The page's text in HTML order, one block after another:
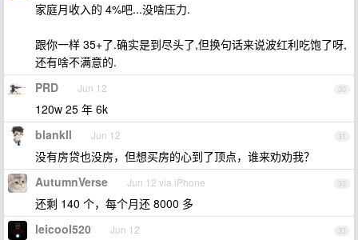
家庭月收入的 4%吧...没啥压力.
跟你一样 35+了.确实是到尽头了,但换句话来说波红利吃饱了呀,
还有啥不满意的.
30
PRD Jun 12
120w 25 年 6k
31
blankll Jun 12
没有房贷也没房，但想买房的心到了顶点，谁来劝劝我？
32
AutumnVerse Jun 12 via iPhone
还剩 140 个，每个月还 8000 多
33
leicool520 Jun 12